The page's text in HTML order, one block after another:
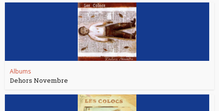
Albums
Dehors Novembre